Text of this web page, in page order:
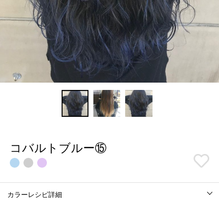
コバルトブルー⑮
カラーレシピ詳細